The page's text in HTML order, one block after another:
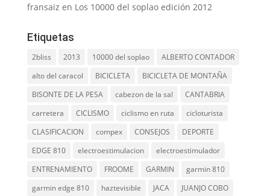
fransaiz en Los 10000 del soplao edición 2012
Etiquetas
2bliss 2013 10000 del soplao
ALBERTO CONTADOR
alto del caracol
BICICLETA
BICICLETA DE MONTAÑA
BISONTE DE LA PESA
cabezon de la sal
CANTABRIA
carretera
CICLISMO ciclismo en ruta
cicloturista
CLASIFICACION
compex CONSEJOS
DEPORTE
EDGE 810
electroestimulacion
electroestimulador
ENTRENAMIENTO
FROOME GARMIN
garmin 810
garmin edge 810
haztevisible JACA JUANJO COBO